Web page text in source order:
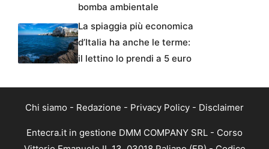
bomba ambientale
La spiaggia più economica
d’Italia ha anche le terme:
il lettino lo prendi a 5 euro
Chi siamo - Redazione - Privacy Policy - Disclaimer
Entecra.it in gestione DMM COMPANY SRL - Corso